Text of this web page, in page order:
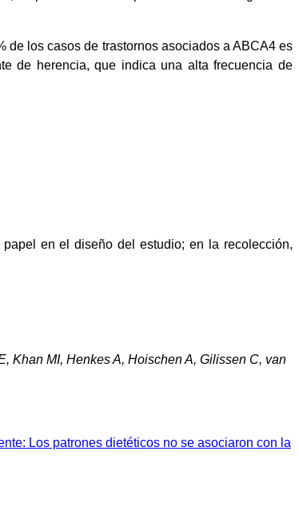
de los casos de trastornos asociados a ABCA4 es
de herencia, que indica una alta frecuencia de
en el diseño del estudio; en la recolección,
Khan MI, Henkes A, Hoischen A, Gilissen C, van
Los patrones dietéticos no se asociaron con la